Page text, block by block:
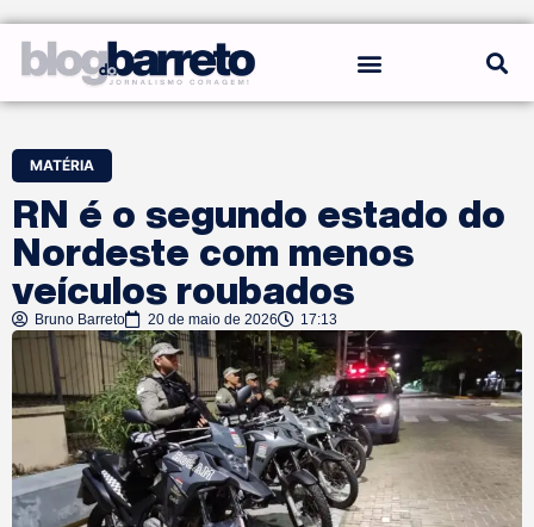
MATÉRIA
RN é o segundo estado do
Nordeste com menos
veículos roubados
Bruno Barreto 20 de maio de 2026 17:13